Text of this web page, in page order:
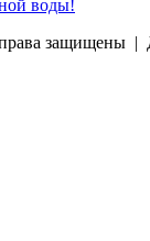
воды!
|